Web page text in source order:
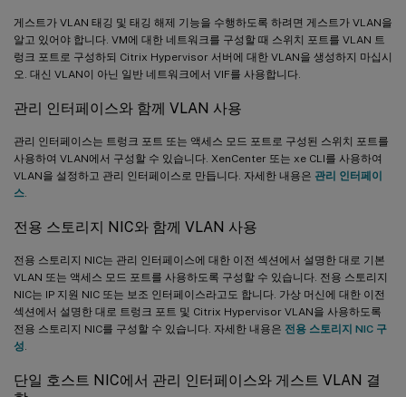
게스트가 VLAN 태깅 및 태깅 해제 기능을 수행하도록 하려면 게스트가 VLAN을
알고 있어야 합니다. VM에 대한 네트워크를 구성할 때 스위치 포트를 VLAN 트
렁크 포트로 구성하되 Citrix Hypervisor 서버에 대한 VLAN을 생성하지 마십시
오. 대신 VLAN이 아닌 일반 네트워크에서 VIF를 사용합니다.
관리 인터페이스와 함께 VLAN 사용
관리 인터페이스는 트렁크 포트 또는 액세스 모드 포트로 구성된 스위치 포트를
사용하여 VLAN에서 구성할 수 있습니다. XenCenter 또는 xe CLI를 사용하여
VLAN을 설정하고 관리 인터페이스로 만듭니다. 자세한 내용은 관리 인터페이
스
전용 스토리지 NIC와 함께 VLAN 사용
전용 스토리지 NIC는 관리 인터페이스에 대한 이전 섹션에서 설명한 대로 기본
VLAN 또는 액세스 모드 포트를 사용하도록 구성할 수 있습니다. 전용 스토리지
NIC는 IP 지원 NIC 또는 보조 인터페이스라고도 합니다. 가상 머신에 대한 이전
섹션에서 설명한 대로 트렁크 포트 및 Citrix Hypervisor VLAN을 사용하도록
전용 스토리지 NIC를 구성할 수 있습니다. 자세한 내용은 전용 스토리지 NIC 구
성
단일 호스트 NIC에서 관리 인터페이스와 게스트 VLAN 결